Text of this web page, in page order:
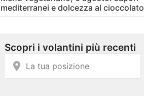
mediterranei e dolcezza al cioccolato